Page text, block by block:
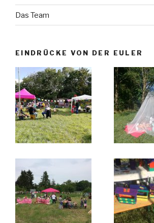
Das Team
EINDRÜCKE VON DER EULER